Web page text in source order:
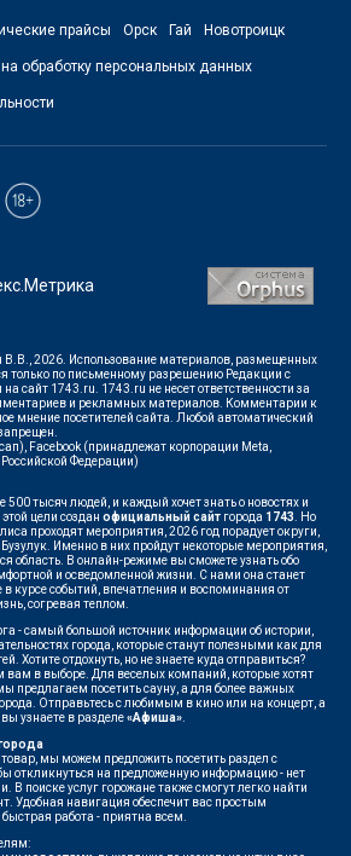
прайсы Орск Гай Новотроицк
обработку персональных данных
В.В., 2026. Использование материалов, размещенных
только по письменному разрешению Редакции с
сайт 1743.ru. 1743.ru не несет ответственности за
и рекламных материалов. Комментарии к
мнение посетителей сайта. Любой автоматический
Facebook (принадлежат корпорации Meta,
Федерации)
500 тысяч людей, и каждый хочет знать о новостях и
цели создан официальный сайт города 1743. Но
проходят мероприятия, 2026 год порадует округи,
Именно в них пройдут некоторые мероприятия,
область. В онлайн-режиме вы сможете узнать обо
и осведомленной жизни. С нами она станет
в курсе событий, впечатления и воспоминания от
согревая теплом.
- самый большой источник информации об истории,
города, которые станут полезными как для
Хотите отдохнуть, но не знаете куда отправиться?
вам в выборе. Для веселых компаний, которые хотят
предлагаем посетить сауну, а для более важных
Отправьтесь с любимым в кино или на концерт, а
узнаете в разделе«Афиша».
товар, мы можем предложить посетить раздел с
откликнуться на предложенную информацию - нет
В поиске услуг горожане также смогут легко найти
Удобная навигация обеспечит вас простым
работа - приятна всем.